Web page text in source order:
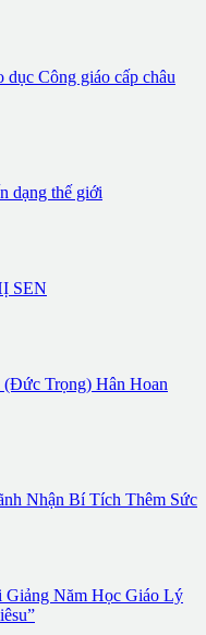
Công giáo cấp châu
dạng thế giới
SEN
Trọng) Hân Hoan
Nhận Bí Tích Thêm Sức
Năm Học Giáo Lý